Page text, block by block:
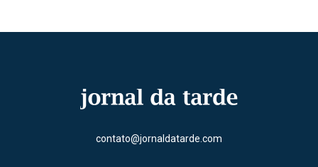
contato@jornaldatarde.com